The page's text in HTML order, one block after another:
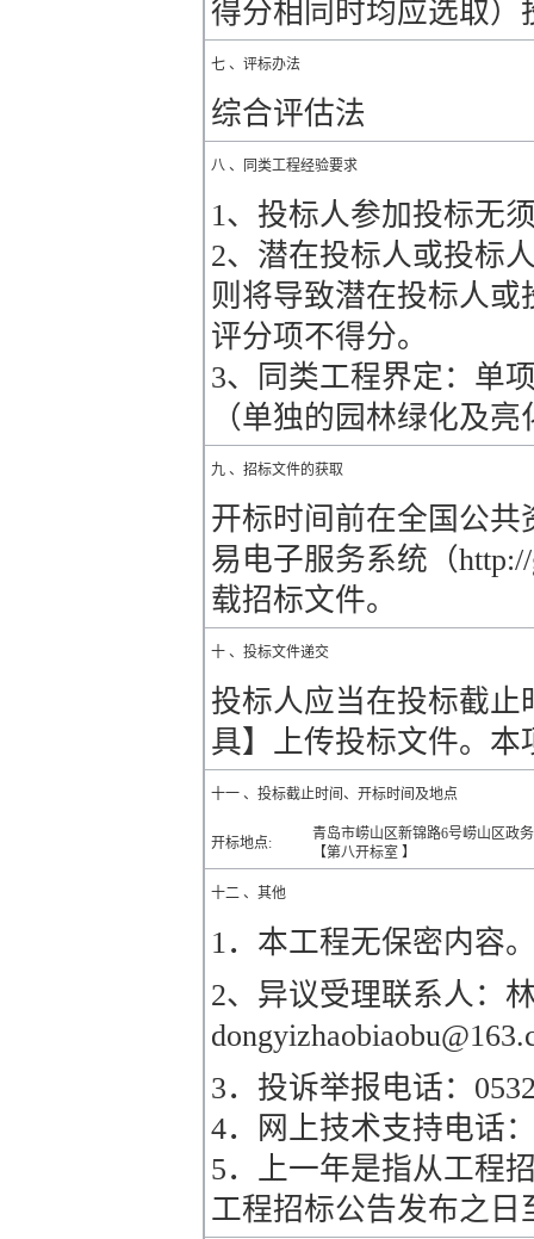
得分相同时均应选取）
七 、评标办法
综合评估法
八 、同类工程经验要求
1、投标人参加投标无
2、潜在投标人或投标
则将导致潜在投标人
评分项不得分。
3、同类工程界定：单
（单独的园林绿化及
九 、招标文件的获取
开标时间前在全国公
易电子服务系统（
载招标文件。
十 、投标文件递交
投标人应当在投标截
具】上传投标文件。
十一 、投标截止时间、开标时间及地点
开标地点:
青岛市崂山区新锦路6号崂山区政
【第八开标室 】
十二 、其他
1．本工程无保密内容
2、异议受理联系人：
3．投诉举报电话：
4．网上技术支持电话
5．上一年是指从工程
工程招标公告发布之日